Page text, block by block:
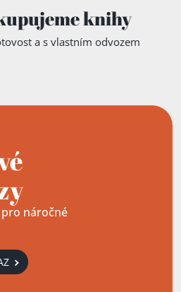
knihy
a s vlastním odvozem
náročné